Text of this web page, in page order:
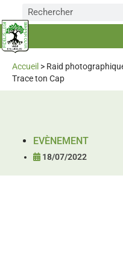
Accueil > Raid
Trace ton Cap
EVÈNEMENT
18/07/2022